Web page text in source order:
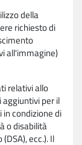
della
richiesto di
all'immagine)
relativi allo
per il
condizione di
o disabilità
ecc.). Il